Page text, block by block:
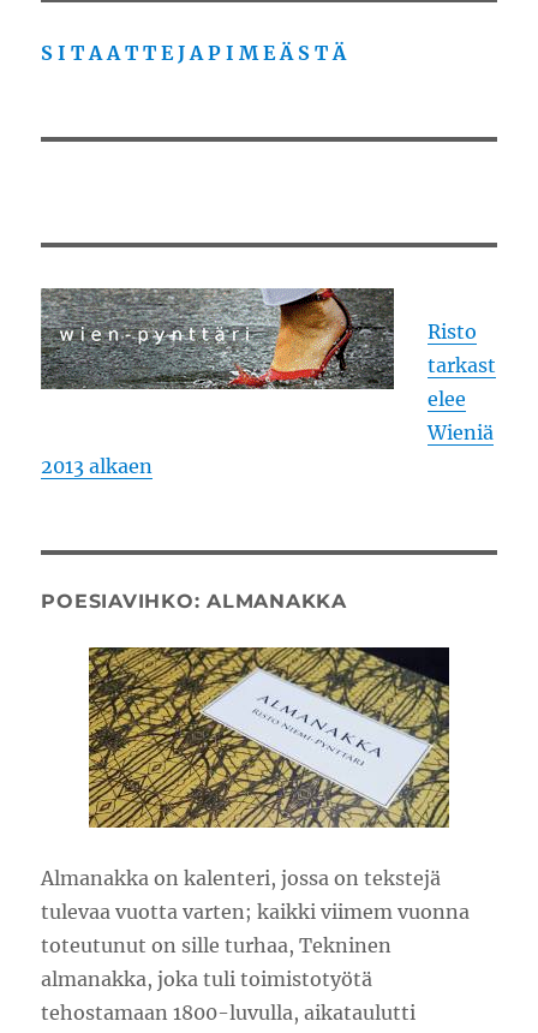
S I T A A T T E J A P I M E Ä S T Ä
Risto
tarkast
elee
Wieniä
2013 alkaen
POESIAVIHKO: ALMANAKKA
Almanakka on kalenteri, jossa on tekstejä
tulevaa vuotta varten; kaikki viimem vuonna
toteutunut on sille turhaa, Tekninen
almanakka, joka tuli toimistotyötä
tehostamaan 1800-luvulla, aikataulutti